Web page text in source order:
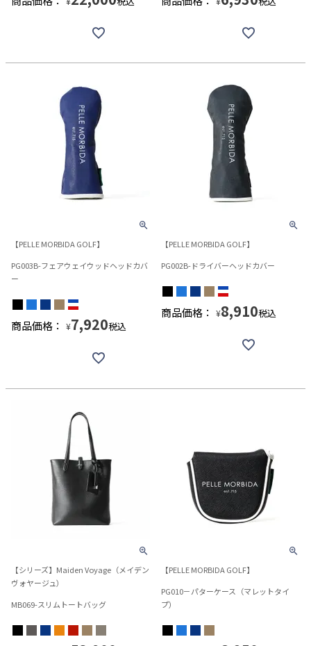
【PELLE MORBIDA GOLF】
PG003B-フェアウェイウッドヘッドカバ
ー
商品価格： ¥7,920税込
【PELLE MORBIDA GOLF】
PG002B-ドライバーヘッドカバー
商品価格： ¥8,910税込
【シリーズ】Maiden Voyage（メイデン
ヴォヤージュ）
MB069-スリムトートバッグ
【PELLE MORBIDA GOLF】
PG010－パターケース（マレットタイ
プ）